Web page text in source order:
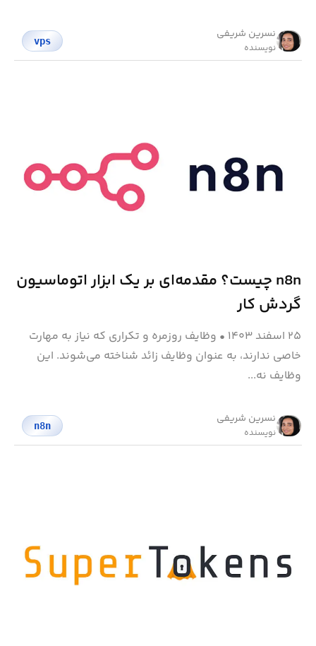
نسرین شریفی
نویسنده
vps
n8n چیست؟ مقدمه‌ای بر یک ابزار اتوماسیون
گردش کار
۲۵ اسفند ۱۴۰۳ • وظایف روزمره و تکراری که نیاز به مهارت
خاصی ندارند، به عنوان وظایف زائد شناخته می‌شوند. این
وظایف نه...
نسرین شریفی
نویسنده
n8n